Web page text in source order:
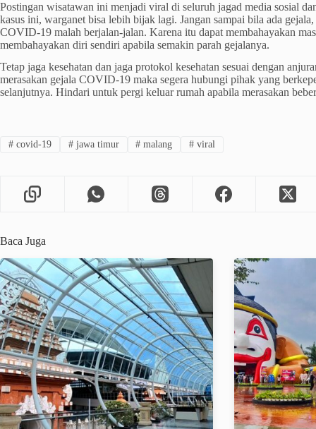
Postingan wisatawan ini menjadi viral di seluruh jagad media sosial
kasus ini, warganet bisa lebih bijak lagi. Jangan sampai bila ada
COVID-19 malah berjalan-jalan. Karena itu dapat membahayakan
membahayakan diri sendiri apabila semakin parah gejalanya.
Tetap jaga kesehatan dan jaga protokol kesehatan sesuai dengan
merasakan gejala COVID-19 maka segera hubungi pihak yang
selanjutnya. Hindari untuk pergi keluar rumah apabila merasakan
#covid-19 #jawa timur # malang # viral
Baca Juga